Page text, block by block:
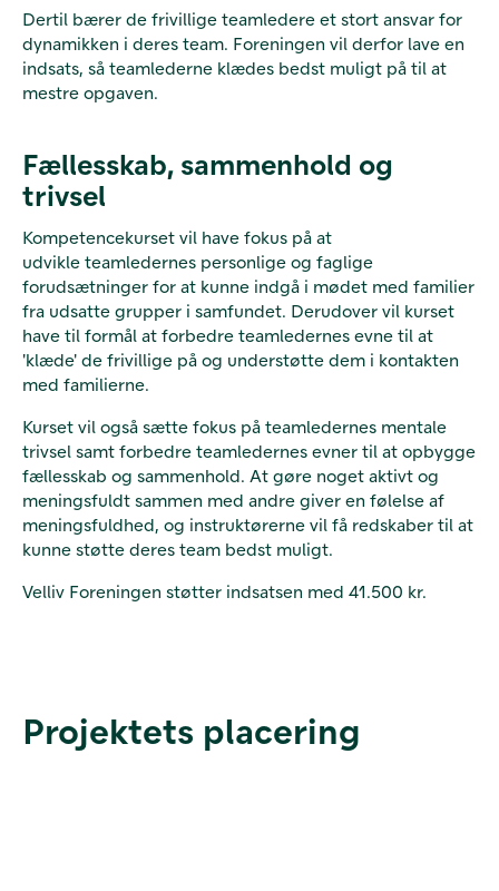
Dertil bærer de frivillige teamledere et stort ansvar for
dynamikken i deres team. Foreningen vil derfor lave en
indsats, så teamlederne klædes bedst muligt på til at
mestre opgaven.
Fællesskab, sammenhold og
trivsel
Kompetencekurset vil have fokus på at
udvikle teamledernes personlige og faglige
forudsætninger for at kunne indgå i mødet med familier
fra udsatte grupper i samfundet. Derudover vil kurset
have til formål at forbedre teamledernes evne til at
'klæde' de frivillige på og understøtte dem i kontakten
med familierne.
Kurset vil også sætte fokus på teamledernes mentale
trivsel samt forbedre teamledernes evner til at opbygge
fællesskab og sammenhold. At gøre noget aktivt og
meningsfuldt sammen med andre giver en følelse af
meningsfuldhed, og instruktørerne vil få redskaber til at
kunne støtte deres team bedst muligt.
Velliv Foreningen støtter indsatsen med 41.500 kr.
Projektets placering